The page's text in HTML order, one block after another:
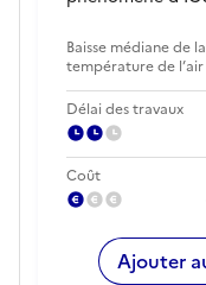
Baisse médiane de la
température de l’air
Délai des travaux
Coût
Ajouter